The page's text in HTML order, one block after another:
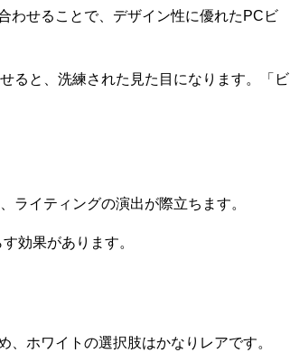
わせることで、デザイン性に優れたPCビ
ると、洗練された見た目になります。「ビ
ライティングの演出が際立ちます。
効果があります。
ホワイトの選択肢はかなりレアです。